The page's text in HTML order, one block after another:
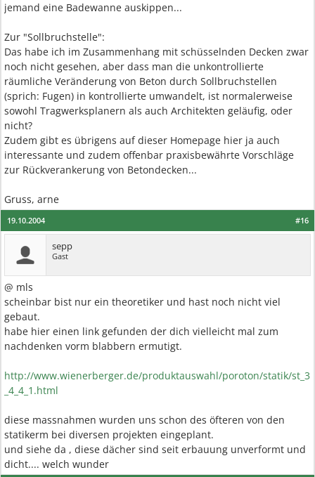
jemand eine Badewanne auskippen...
Zur "Sollbruchstelle":
Das habe ich im Zusammenhang mit schüsselnden Decken zwar
noch nicht gesehen, aber dass man die unkontrollierte
räumliche Veränderung von Beton durch Sollbruchstellen
(sprich: Fugen) in kontrollierte umwandelt, ist normalerweise
sowohl Tragwerksplanern als auch Architekten geläufig, oder
nicht?
Zudem gibt es übrigens auf dieser Homepage hier ja auch
interessante und zudem offenbar praxisbewährte Vorschläge
zur Rückverankerung von Betondecken...
Gruss, arne
#16
19.10.2004
sepp
Gast
@ mls
scheinbar bist nur ein theoretiker und hast noch nicht viel
gebaut.
habe hier einen link gefunden der dich vielleicht mal zum
nachdenken vorm blabbern ermutigt.
http://www.wienerberger.de/produktauswahl/poroton/statik/st_3
_4_4_1.html
diese massnahmen wurden uns schon des öfteren von den
statikerm bei diversen projekten eingeplant.
und siehe da , diese dächer sind seit erbauung unverformt und
dicht.... welch wunder